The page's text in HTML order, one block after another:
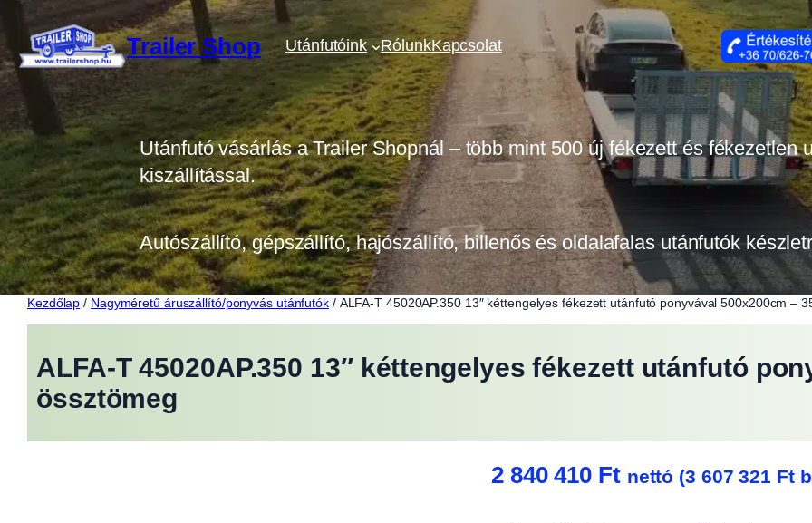
tartalomhoz
Trailer Shop Utánfutóink RólunkKapcsolat
Utánfutó vásárlás a Trailer Shopnál – több mint 500 új fékezett és fékezetlen
kiszállítással.
Autószállító, gépszállító, hajószállító, billenős és oldalafalas utánfutók
Kezdőlap / Nagyméretű áruszállító/ponyvás utánfutók/ ALFA-T 45020AP.350 13″ kéttengelyes fékezett utánfutó ponyvával 500x200cm –
ALFA-T 45020AP.350 13″ kéttengelyes fékezett utánfutó
össztömeg
2 840 410 Ft nettó (3 607 321 Ft